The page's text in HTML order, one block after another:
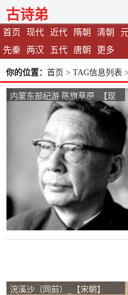
首页 现代 近代 隋朝 清朝
先秦
两汉 五代 唐朝 更多
古诗弟
你的位置： 首页 > TAG信息列表
内蒙东部纪游 陈旗草原_【现
代】_【老舍】
浣溪沙（同前）_【宋朝】